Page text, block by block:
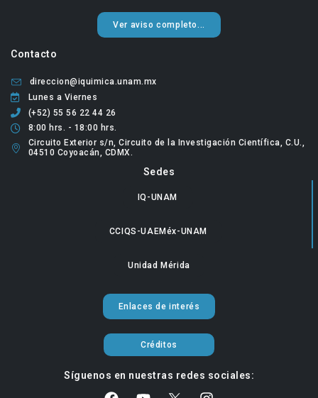
Ver aviso completo...
Contacto
direccion@iquimica.unam.mx
Lunes a Viernes
(+52) 55 56 22 44 26
8:00 hrs. - 18:00 hrs.
Circuito Exterior s/n, Circuito de la Investigación Científica, C.U.,
04510 Coyoacán, CDMX.
Sedes
IQ-UNAM
CCIQS-UAEMéx-UNAM
Unidad Mérida
Enlaces de interés
Créditos
Síguenos en nuestras redes sociales: